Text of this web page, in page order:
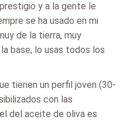
y a la gente le
se ha usado en mi
de la tierra, muy
base, lo usas todos los
tienen un perfil joven (30-
con las
del aceite de oliva es